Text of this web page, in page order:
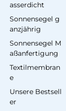
asserdicht
Sonnensegel g
anzjährig
Sonnensegel M
aßanfertigung
Textilmembran
e
Unsere Bestsell
er